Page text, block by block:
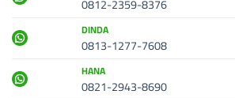
DINDA
0813-1277-7608
HANA
0821-2943-8690